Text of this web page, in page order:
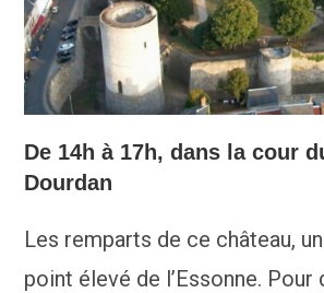
De 14h à 17h, dans la cour
Dourdan
Les remparts de ce château,
point élevé de l’Essonne. Pour